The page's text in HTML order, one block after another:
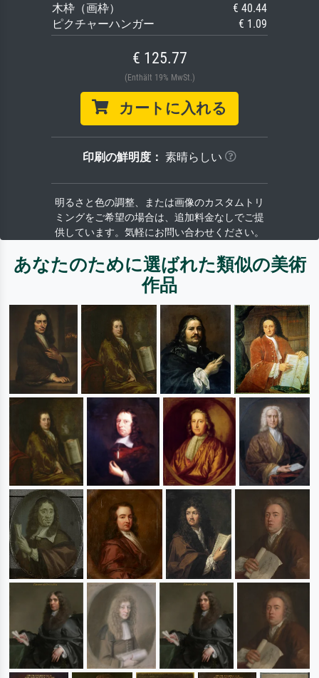
木枠（画枠）
€ 40.44
ピクチャーハンガー
€ 1.09
€ 125.77
(Enthält 19% MwSt.)
カートに入れる
印刷の鮮明度： 素晴らしい
明るさと色の調整、または画像のカスタムトリ
ミングをご希望の場合は、追加料金なしでご提
供しています。気軽にお問い合わせください。
あなたのために選ばれた類似の美術
作品